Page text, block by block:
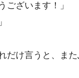
ざいます！」
だけ言うと、ま